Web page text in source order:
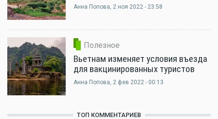
Анна Попова, 2 ноя 2022 - 23:58
Полезное
Вьетнам изменяет условия въезда
для вакцинированных туристов
Анна Попова, 2 фев 2022 - 00:13
ТОП КОММЕНТАРИЕВ